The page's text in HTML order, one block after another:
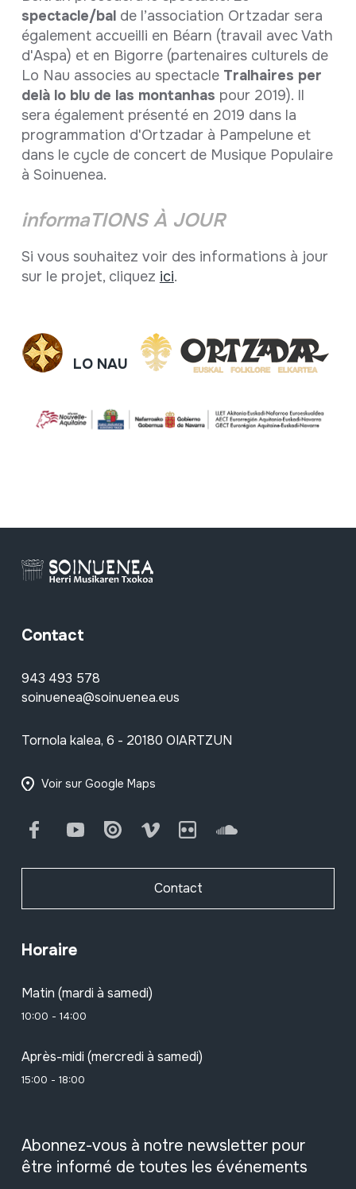
spectacle/bal de l’association Ortzadar sera
également accueilli en Béarn (travail avec Vath
d'Aspa) et en Bigorre (partenaires culturels de
Lo Nau associes au spectacle Tralhaires per
delà lo blu de las montanhas pour 2019). Il
sera également présenté en 2019 dans la
programmation d'Ortzadar à Pampelune et
dans le cycle de concert de Musique Populaire
à Soinuenea.
informaTIONS À JOUR
Si vous souhaitez voir des informations à jour
sur le projet, cliquez ici.
LO NAU
Contact
943 493 578
soinuenea@soinuenea.eus
Tornola kalea, 6 - 20180 OIARTZUN
Voir sur Google Maps
FacebookYoutube Issuu Vimeo Flickr SoundCloud
Contact
Horaire
Matin (mardi à samedi)
10:00 - 14:00
Après-midi (mercredi à samedi)
15:00 - 18:00
Abonnez-vous à notre newsletter pour
être informé de toutes les événements